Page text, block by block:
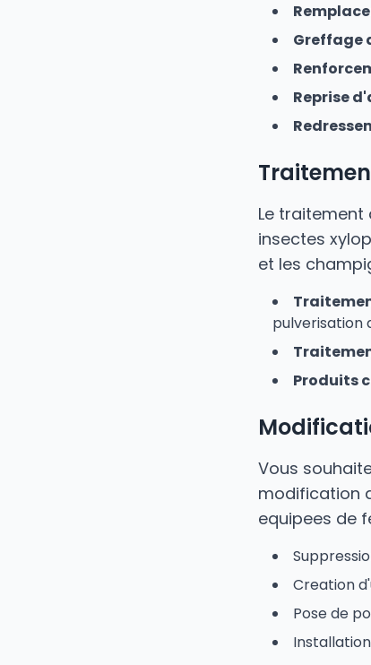
Greffage
Reprise
Le
insectes
et les
pulverisation
Produits
Vous
modification
equipees de
Creation
Pose de